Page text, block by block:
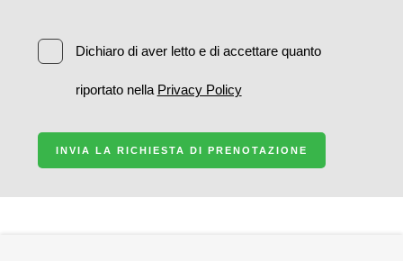
Dichiaro di aver letto e di accettare quanto
riportato nella Privacy Policy
INVIA LA RICHIESTA DI PRENOTAZIONE